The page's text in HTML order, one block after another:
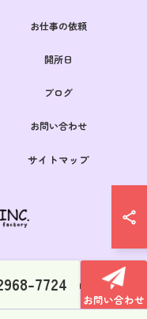
7724
お問い合わせ
お仕事の依頼
開所日
ブログ
お問い合わせ
サイトマップ
ALL RIGHTS RESERVED.